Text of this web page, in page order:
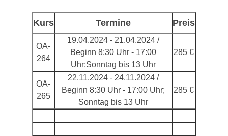
Kurs Termine Preis
OA-
264
19.04.2024 - 21.04.2024 /
Beginn 8:30 Uhr - 17:00
Uhr;Sonntag bis 13 Uhr
285 €
OA-
265
22.11.2024 - 24.11.2024 /
Beginn 8:30 Uhr - 17:00 Uhr;
Sonntag bis 13 Uhr
285 €